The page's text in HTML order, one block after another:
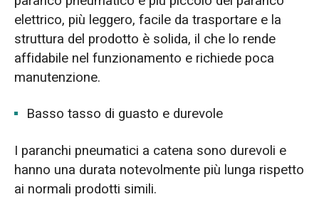
elettrico, più leggero, facile da trasportare e la
struttura del prodotto è solida, il che lo rende
affidabile nel funzionamento e richiede poca
manutenzione.
Basso tasso di guasto e durevole
I paranchi pneumatici a catena sono durevoli e
hanno una durata notevolmente più lunga rispetto
ai normali prodotti simili.